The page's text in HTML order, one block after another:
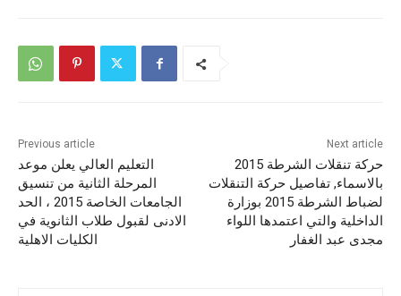
Previous article
التعليم العالي يعلن موعد
المرحلة الثانية من تنسيق
الجامعات الخاصة 2015 ، الحد
الادنى لقبول طلاب الثانوية في
الكليات الاهلية
Next article
حركة تنقلات الشرطة 2015
بالاسماء, تفاصيل حركة التنقلات
لضباط الشرطة 2015 بوزارة
الداخلية والتي اعتمدها اللواء
مجدى عبد الغفار